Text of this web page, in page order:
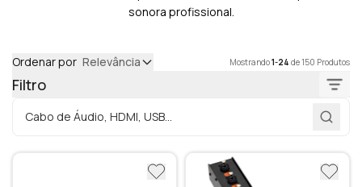
sonora profissional.
Ordenar por Relevância Mostrando1-24 de 150 Produtos
Filtro